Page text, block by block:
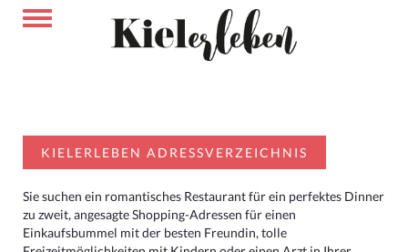
KIELERLEBEN ADRESSVERZEICHNIS
Sie suchen ein romantisches Restaurant für ein perfektes Dinner
zu zweit, angesagte Shopping-Adressen für einen
Einkaufsbummel mit der besten Freundin, tolle